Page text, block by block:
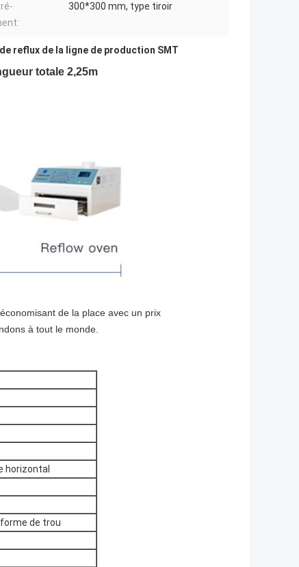
300*300 mm, type tiroir
reflux de la ligne de production SMT
totale 2,25m
de la place avec un prix
à tout le monde.
horizontal
de trou